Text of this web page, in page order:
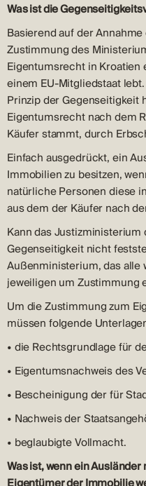
Was ist die
Basierend auf der
Zustimmung des
Eigentumsrecht in
einem EU-Mitgliedstaat
Prinzip der Gegenseitigkeit
Eigentumsrecht nach dem
Käufer stammt, durch
Einfach ausgedrückt, ein
Immobilien zu besitzen,
natürliche Personen diese
aus dem der Käufer nach
Kann das Justizministerium
Gegenseitigkeit nicht
Außenministerium, das alle
jeweiligen um Zustimmung
Um die Zustimmung zum
müssen folgende
• die Rechtsgrundlage für
• Eigentumsnachweis des
• Bescheinigung der für
• Nachweis der
• beglaubigte Vollmacht.
Was ist, wenn ein